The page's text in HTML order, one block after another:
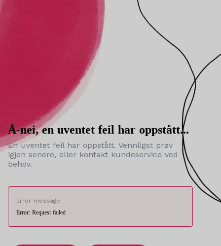
Å-nei, en uventet feil har oppstått...
En uventet feil har oppstått. Vennligst prøv
igjen senere, eller kontakt kundeservice ved
behov.
Error message:
Error: Request failed